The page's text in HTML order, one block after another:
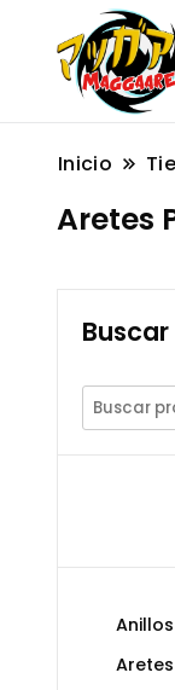
Inicio
Aretes
Buscar
Anillos
Aretes